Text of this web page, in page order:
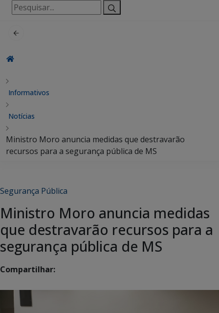
Pesquisar
por:
Informativos
Notícias
Ministro Moro anuncia medidas que destravarão
recursos para a segurança pública de MS
Segurança Pública
Ministro Moro anuncia medidas
que destravarão recursos para a
segurança pública de MS
Compartilhar: